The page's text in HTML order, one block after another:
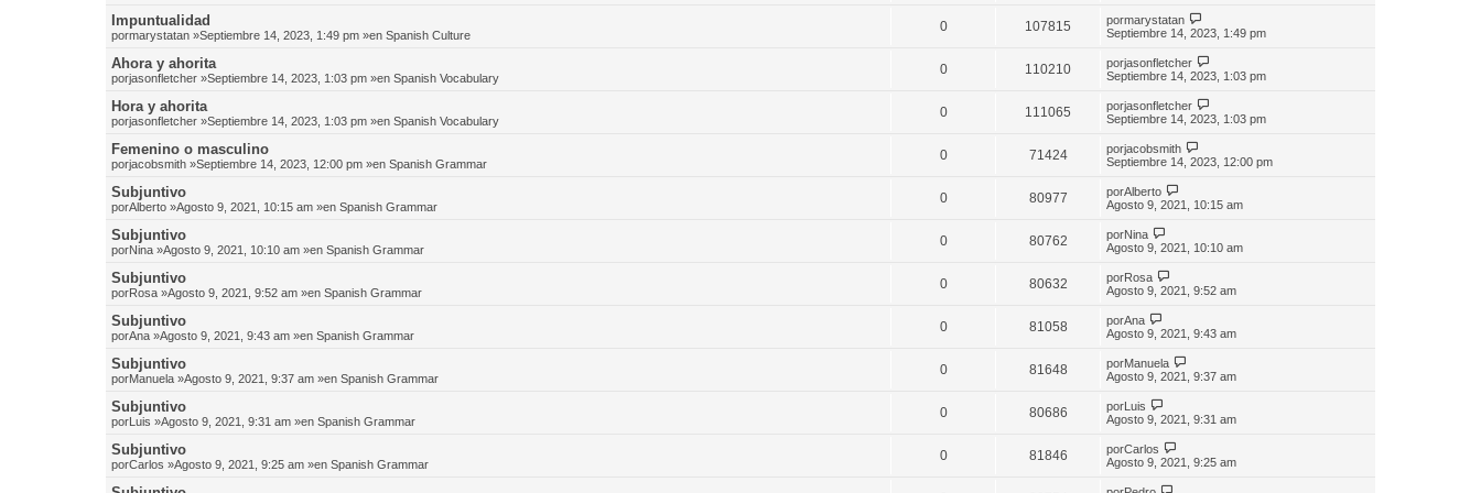
Impuntualidad
pormarystatan »Septiembre 14, 2023, 1:49 pm »en Spanish Culture
0 107815 pormarystatan
Septiembre 14, 2023, 1:49 pm
Ahora y ahorita
porjasonfletcher »Septiembre 14, 2023, 1:03 pm »en Spanish Vocabulary
0 110210 porjasonfletcher
Septiembre 14, 2023, 1:03 pm
Hora y ahorita
porjasonfletcher »Septiembre 14, 2023, 1:03 pm »en Spanish Vocabulary
0 111065 porjasonfletcher
Septiembre 14, 2023, 1:03 pm
Femenino o masculino
porjacobsmith »Septiembre 14, 2023, 12:00 pm »en Spanish Grammar
0 71424 porjacobsmith
Septiembre 14, 2023, 12:00 pm
Subjuntivo
porAlberto »Agosto 9, 2021, 10:15 am »en Spanish Grammar
0 80977 porAlberto
Agosto 9, 2021, 10:15 am
Subjuntivo
porNina »Agosto 9, 2021, 10:10 am »en Spanish Grammar
0 80762 porNina
Agosto 9, 2021, 10:10 am
Subjuntivo
porRosa »Agosto 9, 2021, 9:52 am »en Spanish Grammar
0 80632 porRosa
Agosto 9, 2021, 9:52 am
Subjuntivo
porAna »Agosto 9, 2021, 9:43 am »en Spanish Grammar
0 81058 porAna
Agosto 9, 2021, 9:43 am
Subjuntivo
porManuela »Agosto 9, 2021, 9:37 am »en Spanish Grammar
0 81648 porManuela
Agosto 9, 2021, 9:37 am
Subjuntivo
porLuis »Agosto 9, 2021, 9:31 am »en Spanish Grammar
0 80686 porLuis
Agosto 9, 2021, 9:31 am
Subjuntivo
porCarlos »Agosto 9, 2021, 9:25 am »en Spanish Grammar
0 81846 porCarlos
Agosto 9, 2021, 9:25 am